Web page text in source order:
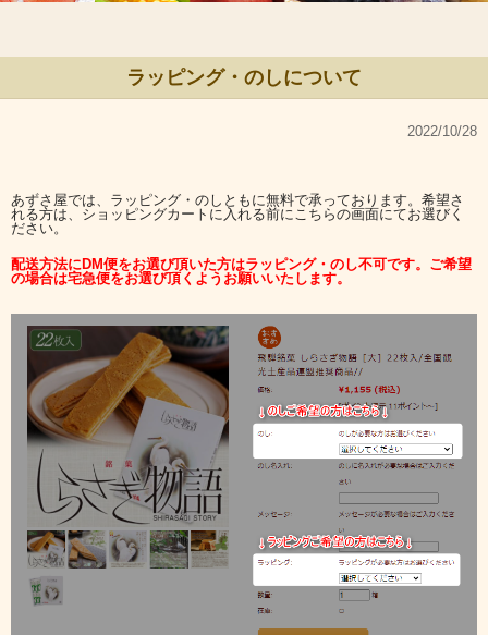
ラッピング・のしについて
2022/10/28
あずさ屋では、ラッピング・のしともに無料で承っております。希望さ
れる方は、ショッピングカートに入れる前にこちらの画面にてお選びく
ださい。
配送方法にDM便をお選び頂いた方はラッピング・のし不可です。ご希望
の場合は宅急便をお選び頂くようお願いいたします。